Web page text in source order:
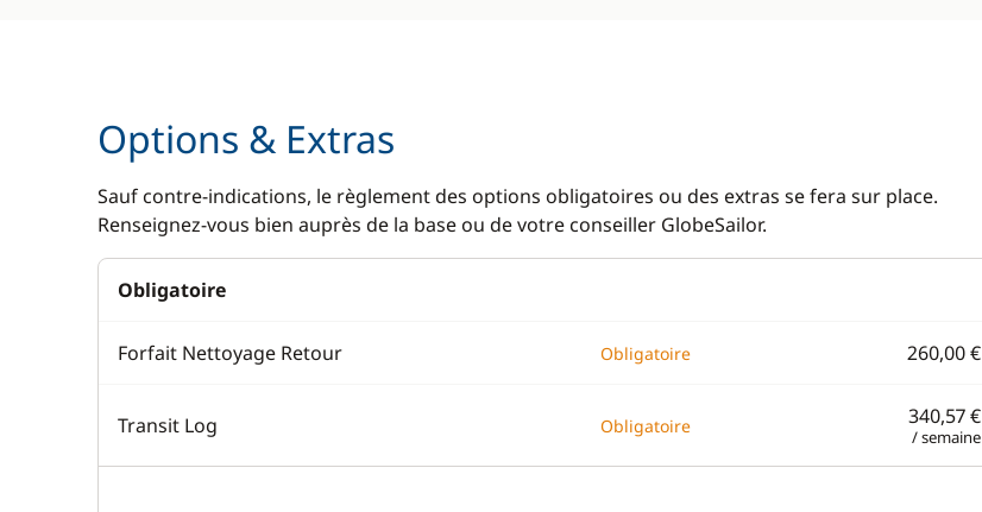
Options & Extras
Sauf contre-indications, le règlement des options obligatoires ou des extras se fera sur place.
Renseignez-vous bien auprès de la base ou de votre conseiller GlobeSailor.
Obligatoire
Forfait Nettoyage Retour Obligatoire 260,00 €
Transit Log Obligatoire 340,57 €
/ semaine